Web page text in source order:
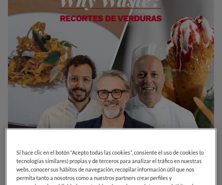
Si hace clic en el botón “Acepto todas las cookies”, consiente el uso de cookies (o
tecnologías similares) propias y de terceros para analizar el tráfico en nuestras
webs, conocer sus hábitos de navegación, recopilar información útil que nos
permita tanto a nosotros como a nuestros partners crear perfiles y